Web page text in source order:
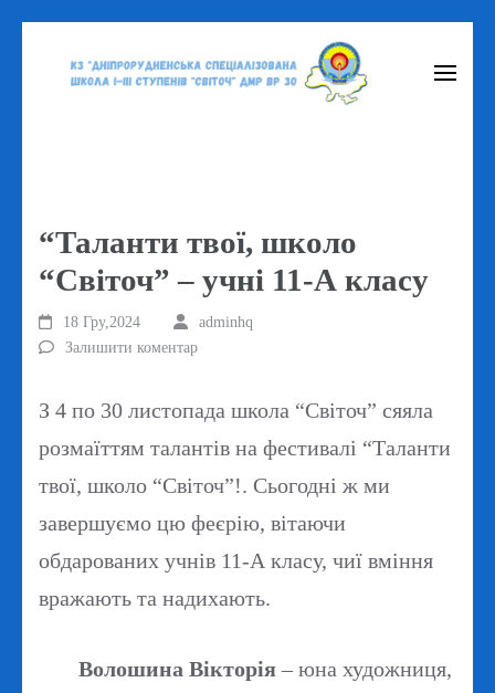
“Таланти твої, школо
“Світоч” – учні 11-А класу
18 Гру,2024
adminhq
Залишити коментар
З 4 по 30 листопада школа “Світоч” сяяла
розмаїттям талантів на фестивалі “Таланти
твої, школо “Світоч”!. Сьогодні ж ми
завершуємо цю феєрію, вітаючи
обдарованих учнів 11-А класу, чиї вміння
вражають та надихають.
Волошина Вікторія – юна художниця,